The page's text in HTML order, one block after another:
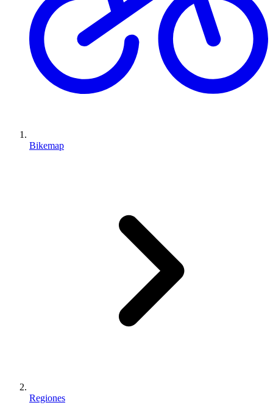
Bikemap
Regiones